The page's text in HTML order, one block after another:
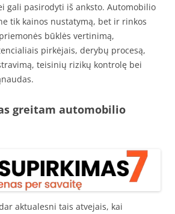
gali pasirodyti iš anksto. Automobilio
tik kainos nustatymą, bet ir rinkos
būklės vertinimą,
pirkėjais, derybų procesą,
teisinių rizikų kontrolę bei
greitam automobilio
aktualesni tais atvejais, kai